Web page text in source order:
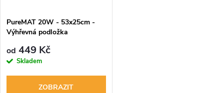
PureMAT 20W - 53x25cm -
Výhřevná podložka
od 449 Kč
Skladem
ZOBRAZIT